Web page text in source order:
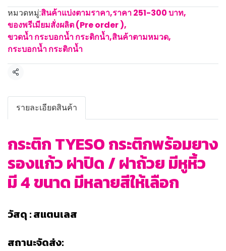
หมวดหมู่:สินค้าแบ่งตามราคา,ราคา 251-300 บาท,
ของพรีเมียมสั่งผลิต (Pre order ),
ขวดน้ำ กระบอกน้ำ กระติกน้ำ,สินค้าตามหมวด,
กระบอกน้ำ กระติกน้ำ
แชร์
รายละเอียดสินค้า
กระติก TYESO กระติกพร้อมยาง
รองแก้ว ฝาปิด / ฝาถ้วย มีหูหิ้ว
มี 4 ขนาด มีหลายสีให้เลือก
วัสดุ : สแตนเลส
สถานะจัดส่ง: